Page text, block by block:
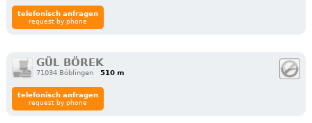
telefonisch anfragen
request by phone
GÜL BÖREK
71034 Böblingen 510 m
telefonisch anfragen
request by phone